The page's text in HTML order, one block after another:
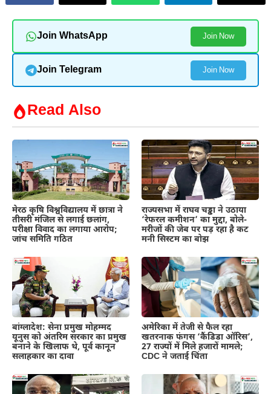
Join WhatsApp Join Now
Join Telegram Join Now
Read Also
मेरठ कृषि विश्वविद्यालय में छात्रा ने
तीसरी मंजिल से लगाई छलांग,
परीक्षा विवाद का लगाया आरोप;
जांच समिति गठित
राज्यसभा में राघव चड्ढा ने उठाया
‘रेफरल कमीशन’ का मुद्दा, बोले-
मरीजों की जेब पर पड़ रहा है कट
मनी सिस्टम का बोझ
बांग्लादेश: सेना प्रमुख मोहम्मद
यूनुस को अंतरिम सरकार का प्रमुख
बनाने के खिलाफ थे, पूर्व कानून
सलाहकार का दावा
अमेरिका में तेजी से फैल रहा
खतरनाक फंगस ‘कैंडिडा ऑरिस’,
27 राज्यों में मिले हजारों मामले;
CDC ने जताई चिंता